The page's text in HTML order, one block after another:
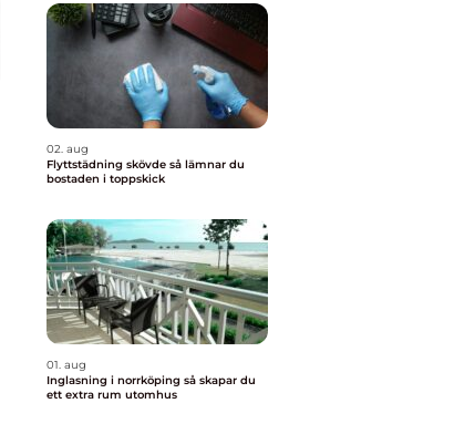
02. aug
Flyttstädning skövde så lämnar du
bostaden i toppskick
01. aug
Inglasning i norrköping så skapar du
ett extra rum utomhus